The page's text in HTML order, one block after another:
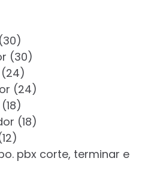
(30)
(24)
(24)
(18)
pbx corte, terminar e